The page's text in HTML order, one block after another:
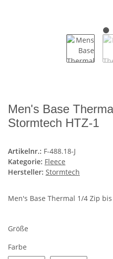
Men's Base
Stormtech HTZ-1
Artikelnr.: F-488.18-J
Kategorie: Fleece
Hersteller: Stormtech
Men's Base Thermal 1/4 Zip
Größe
Farbe